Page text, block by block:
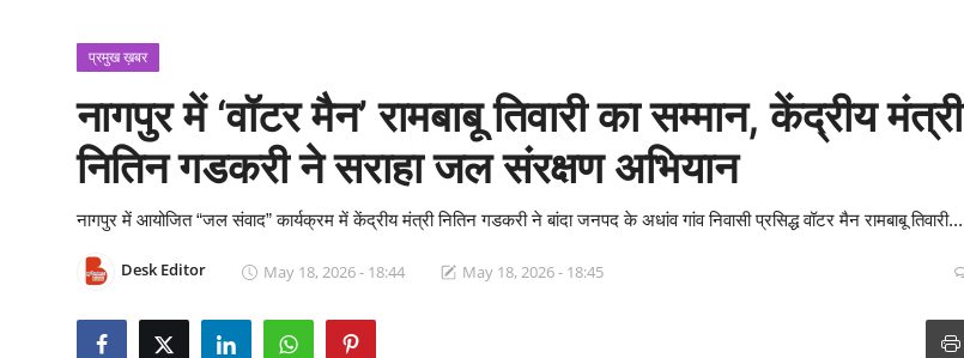
प्रमुख ख़बर
नागपुर में ‘वॉटर मैन’ रामबाबू तिवारी का सम्मान, केंद्रीय मंत्री
नितिन गडकरी ने सराहा जल संरक्षण अभियान
नागपुर में आयोजित “जल संवाद” कार्यक्रम में केंद्रीय मंत्री नितिन गडकरी ने बांदा जनपद के अधांव गांव निवासी प्रसिद्ध वॉटर मैन रामबाबू तिवारी...
Desk Editor May 18, 2026 - 18:44 May 18, 2026 - 18:45